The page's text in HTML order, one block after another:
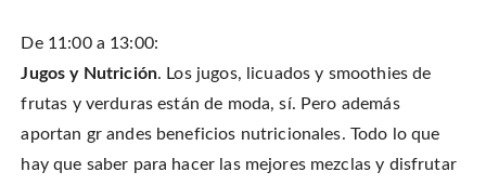
De 11:00 a 13:00:
Jugos y Nutrición. Los jugos, licuados y smoothies de
frutas y verduras están de moda, sí. Pero además
aportan gr andes beneficios nutricionales. Todo lo que
hay que saber para hacer las mejores mezclas y disfrutar